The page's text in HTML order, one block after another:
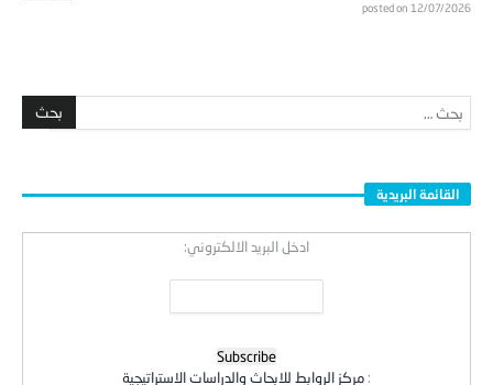
posted on 12/07/2026
القائمة البريدية
ادخل البريد الالكتروني:
: مركز الروابط للابحاث والدراسات الاستراتيجية